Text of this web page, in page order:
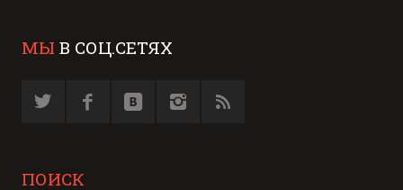
МЫ В СОЦ.СЕТЯХ
ПОИСК